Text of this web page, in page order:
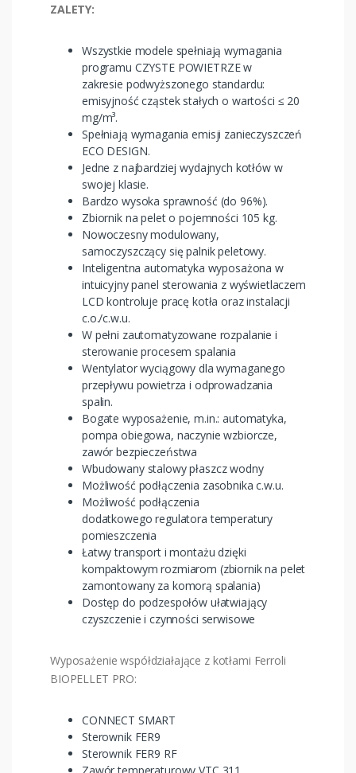
ZALETY:
Wszystkie modele spełniają wymagania
programu CZYSTE POWIETRZE w
zakresie podwyższonego standardu:
emisyjność cząstek stałych o wartości ≤ 20
mg/m³.
Spełniają wymagania emisji zanieczyszczeń
ECO DESIGN.
Jedne z najbardziej wydajnych kotłów w
swojej klasie.
Bardzo wysoka sprawność (do 96%).
Zbiornik na pelet o pojemności 105 kg.
Nowoczesny modulowany,
samoczyszczący się palnik peletowy.
Inteligentna automatyka wyposażona w
intuicyjny panel sterowania z wyświetlaczem
LCD kontroluje pracę kotła oraz instalacji
c.o./c.w.u.
W pełni zautomatyzowane rozpalanie i
sterowanie procesem spalania
Wentylator wyciągowy dla wymaganego
przepływu powietrza i odprowadzania
spalin.
Bogate wyposażenie, m.in.: automatyka,
pompa obiegowa, naczynie wzbiorcze,
zawór bezpieczeństwa
Wbudowany stalowy płaszcz wodny
Możliwość podłączenia zasobnika c.w.u.
Możliwość podłączenia
dodatkowego regulatora temperatury
pomieszczenia
Łatwy transport i montażu dzięki
kompaktowym rozmiarom (zbiornik na pelet
zamontowany za komorą spalania)
Dostęp do podzespołów ułatwiający
czyszczenie i czynności serwisowe
Wyposażenie współdziałające z kotłami Ferroli
BIOPELLET PRO:
CONNECT SMART
Sterownik FER9
Sterownik FER9 RF